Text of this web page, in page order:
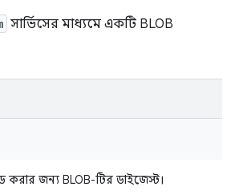
সার্ভিসের মাধ্যমে একটি BLOB
জন্য BLOB-টির ডাইজেস্ট।